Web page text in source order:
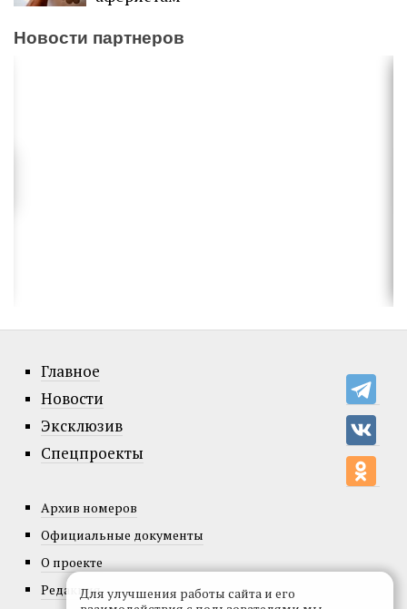
Новости партнеров
Главное
Новости
Эксклюзив
Спецпроекты
Архив номеров
Официальные документы
О проекте
РедакцияДля улучшения работы сайта и его